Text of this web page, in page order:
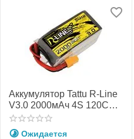
Аккумулятор Tattu R-Line
V3.0 2000мАч 4S 120C
LiPo (XT60)
Ожидается